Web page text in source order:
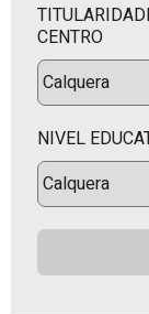
CENTRO
NIVEL